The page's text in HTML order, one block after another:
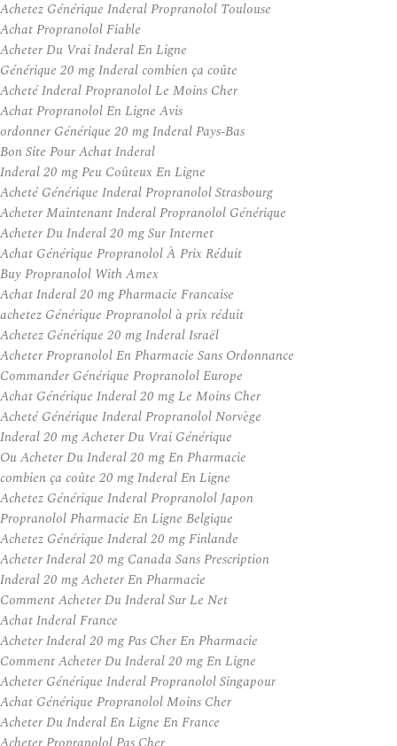
Achetez Générique Inderal Propranolol Toulouse
Achat Propranolol Fiable
Acheter Du Vrai Inderal En Ligne
Générique 20 mg Inderal combien ça coûte
Acheté Inderal Propranolol Le Moins Cher
Achat Propranolol En Ligne Avis
ordonner Générique 20 mg Inderal Pays-Bas
Bon Site Pour Achat Inderal
Inderal 20 mg Peu Coûteux En Ligne
Acheté Générique Inderal Propranolol Strasbourg
Acheter Maintenant Inderal Propranolol Générique
Acheter Du Inderal 20 mg Sur Internet
Achat Générique Propranolol À Prix Réduit
Buy Propranolol With Amex
Achat Inderal 20 mg Pharmacie Francaise
achetez Générique Propranolol à prix réduit
Achetez Générique 20 mg Inderal Israël
Acheter Propranolol En Pharmacie Sans Ordonnance
Commander Générique Propranolol Europe
Achat Générique Inderal 20 mg Le Moins Cher
Acheté Générique Inderal Propranolol Norvège
Inderal 20 mg Acheter Du Vrai Générique
Ou Acheter Du Inderal 20 mg En Pharmacie
combien ça coûte 20 mg Inderal En Ligne
Achetez Générique Inderal Propranolol Japon
Propranolol Pharmacie En Ligne Belgique
Achetez Générique Inderal 20 mg Finlande
Acheter Inderal 20 mg Canada Sans Prescription
Inderal 20 mg Acheter En Pharmacie
Comment Acheter Du Inderal Sur Le Net
Achat Inderal France
Acheter Inderal 20 mg Pas Cher En Pharmacie
Comment Acheter Du Inderal 20 mg En Ligne
Acheter Générique Inderal Propranolol Singapour
Achat Générique Propranolol Moins Cher
Acheter Du Inderal En Ligne En France